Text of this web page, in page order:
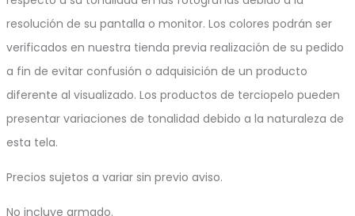
resolución de su pantalla o monitor. Los colores podrán ser
verificados en nuestra tienda previa realización de su pedido
a fin de evitar confusión o adquisición de un producto
diferente al visualizado. Los productos de terciopelo pueden
presentar variaciones de tonalidad debido a la naturaleza de
esta tela.
Precios sujetos a variar sin previo aviso.
No incluye armado.